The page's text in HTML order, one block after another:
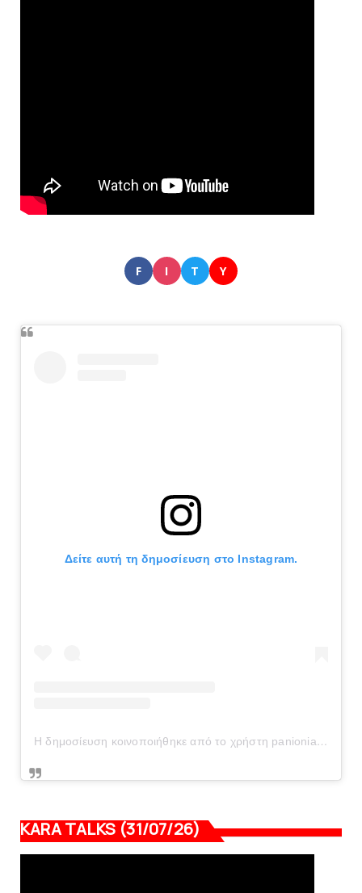
F I T Y
Δείτε αυτή τη δημοσίευση στο Instagram.
Η δημοσίευση κοινοποιήθηκε από το χρήστη panionianea.gr (@panionianea.gr)
KARA TALKS (31/07/26)